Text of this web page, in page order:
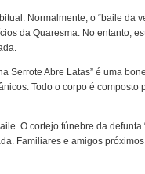
Normalmente, o “baile da
da Quaresma. No entanto,
Serrote Abre Latas” é uma
Todo o corpo é
O cortejo fúnebre da
Familiares e amigos